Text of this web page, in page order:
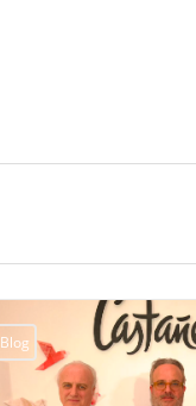
Blog